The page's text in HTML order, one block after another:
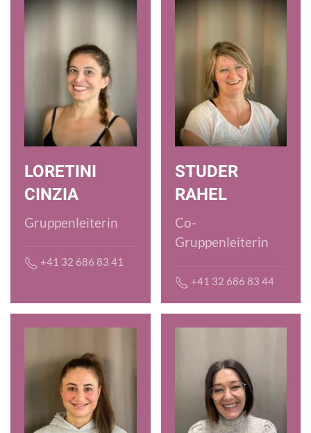
LORETINI
CINZIA
Gruppenleiterin
+41 32 686 83 41
STUDER
RAHEL
Co-
Gruppenleiterin
+41 32 686 83 44